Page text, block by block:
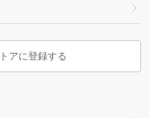
アに登録する